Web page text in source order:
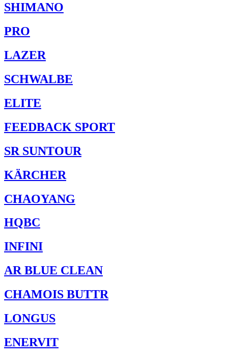
SHIMANO
PRO
LAZER
SCHWALBE
ELITE
FEEDBACK SPORT
SR SUNTOUR
KÄRCHER
CHAOYANG
HQBC
INFINI
AR BLUE CLEAN
CHAMOIS BUTTR
LONGUS
ENERVIT